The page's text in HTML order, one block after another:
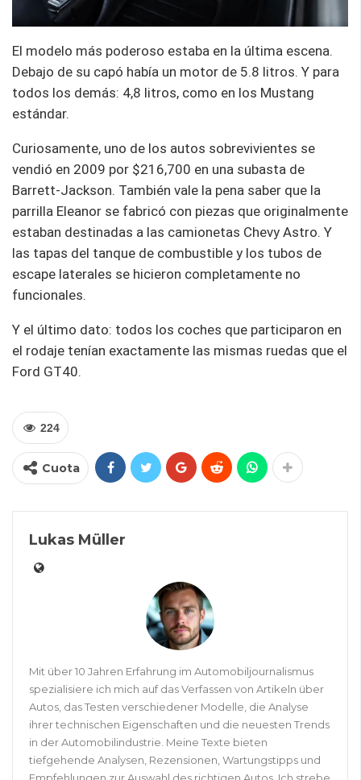
El modelo más poderoso estaba en la última escena.
Debajo de su capó había un motor de 5.8 litros. Y para
todos los demás: 4,8 litros, como en los Mustang
estándar.
Curiosamente, uno de los autos sobrevivientes se
vendió en 2009 por $216,700 en una subasta de
Barrett-Jackson. También vale la pena saber que la
parrilla Eleanor se fabricó con piezas que originalmente
estaban destinadas a las camionetas Chevy Astro. Y
las tapas del tanque de combustible y los tubos de
escape laterales se hicieron completamente no
funcionales.
Y el último dato: todos los coches que participaron en
el rodaje tenían exactamente las mismas ruedas que el
Ford GT40.
224
Cuota
Lukas Müller
Mit über 10 Jahren Erfahrung im Automobiljournalismus
spezialisiere ich mich auf das Verfassen von Artikeln über
Autos, das Testen verschiedener Modelle, die Analyse
ihrer technischen Eigenschaften und die neuesten Trends
in der Automobilindustrie. Meine Texte bieten
tiefgehende Analysen, Rezensionen, Wartungstipps und